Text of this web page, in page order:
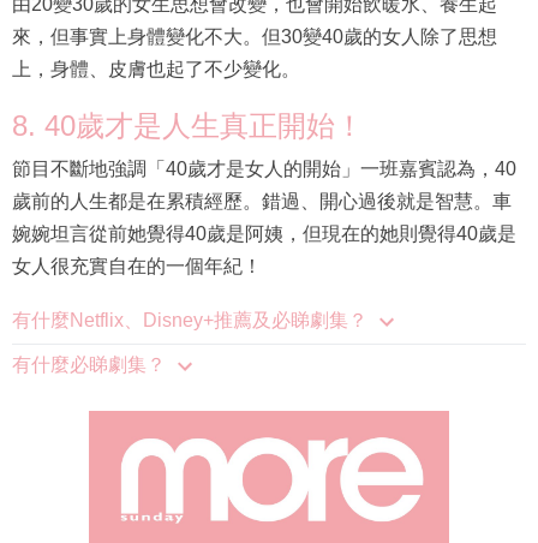
來，但事實上身體變化不大。但30變40歲的女人除了思想
上，身體、皮膚也起了不少變化。
8. 40歲才是人生真正開始！
歲前的人生都是在累積經歷。錯過、開心過後就是智慧。車
婉婉坦言從前她覺得40歲是阿姨，但現在的她則覺得40歲是
女人很充實自在的一個年紀！